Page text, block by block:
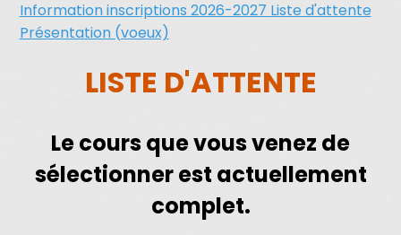
Information inscriptions 2026-2027 Liste d'attente
Présentation (voeux)
LISTE D'ATTENTE
Le cours que vous venez de
sélectionner est actuellement
complet.